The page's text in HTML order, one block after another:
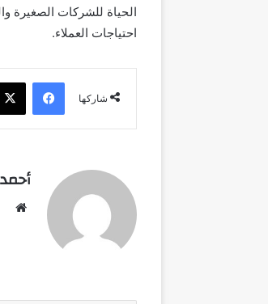
الحياة للشركات الصغيرة
احتياجات العملاء.
شاركها